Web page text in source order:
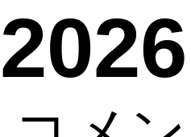
2026